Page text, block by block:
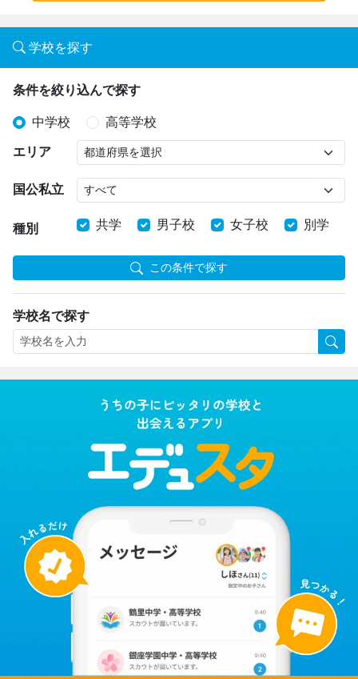
学校を探す
条件を絞り込んで探す
中学校 高等学校
エリア
国公私立
種別 共学 男子校 女子校 別学
この条件で探す
学校名で探す